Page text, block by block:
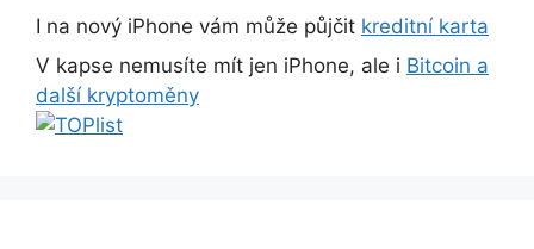
I na nový iPhone vám může půjčit kreditní karta
V kapse nemusíte mít jen iPhone, ale i Bitcoin a
další kryptoměny